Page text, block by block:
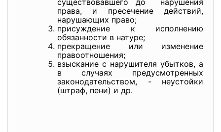
существовавшего до нарушения
права, и пресечение действий,
нарушающих право;
присуждение к исполнению
обязанности в натуре;
прекращение или изменение
правоотношения;
взыскание с нарушителя убытков, а
в случаях предусмотренных
законодательством, - неустойки
(штраф, пени) и др.